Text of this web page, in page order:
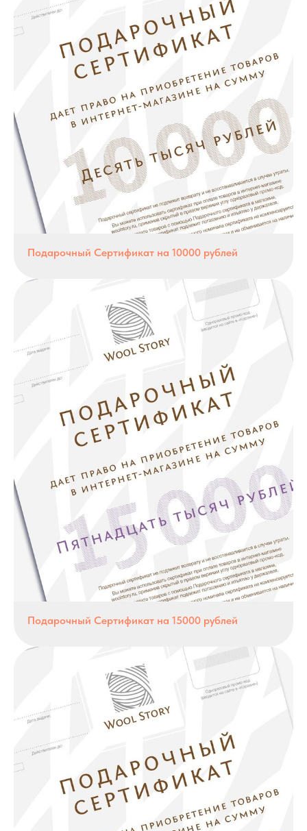
Подарочный Сертификат на 10000 рублей
Подарочный Сертификат на 15000 рублей